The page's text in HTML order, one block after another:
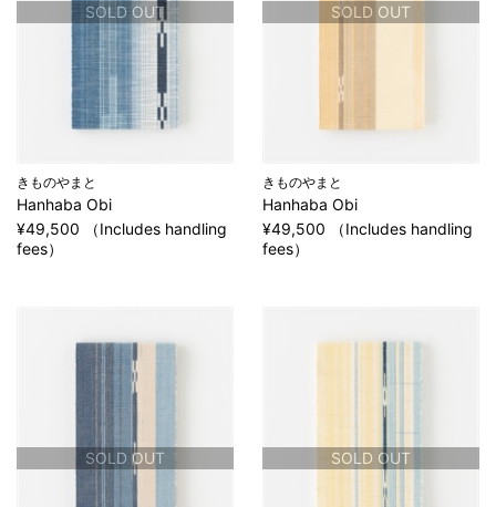
SOLD OUT
きものやまと
Hanhaba Obi
¥49,500 （Includes handling
fees）
SOLD OUT
きものやまと
Hanhaba Obi
¥49,500 （Includes handling
fees）
SOLD OUT SOLD OUT